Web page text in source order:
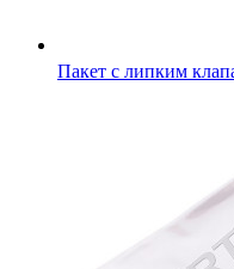
Пакет с липким